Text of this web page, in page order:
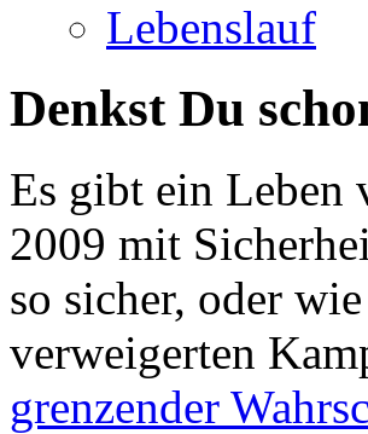
Lebenslauf
Denkst Du
Es gibt ein Leben
2009 mit
so sicher, oder
verweigerten
grenzender